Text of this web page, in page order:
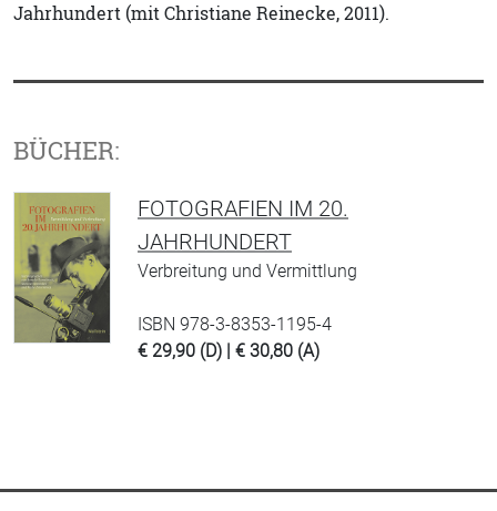
Jahrhundert (mit Christiane Reinecke, 2011).
BÜCHER:
FOTOGRAFIEN IM 20.
JAHRHUNDERT
Verbreitung und Vermittlung
ISBN 978-3-8353-1195-4
€ 29,90 (D) | € 30,80 (A)